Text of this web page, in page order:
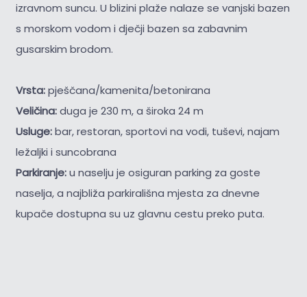
izravnom suncu. U blizini plaže nalaze se vanjski bazen
s morskom vodom i dječji bazen sa zabavnim
gusarskim brodom.
Vrsta:pješčana/kamenita/betonirana
Veličina:duga je 230 m, a široka 24 m
Usluge:bar, restoran, sportovi na vodi, tuševi, najam
ležaljki i suncobrana
Parkiranje:u naselju je osiguran parking za goste
naselja, a najbliža parkirališna mjesta za dnevne
kupače dostupna su uz glavnu cestu preko puta.